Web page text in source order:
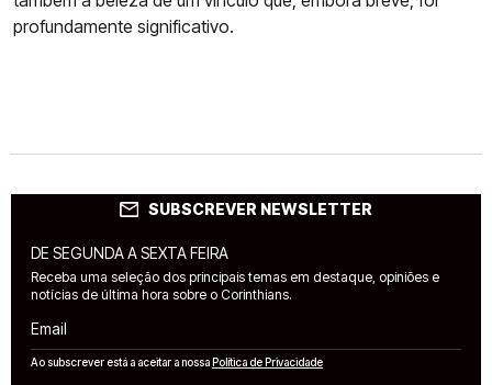
profundamente significativo.
SUBSCREVER NEWSLETTER
DE SEGUNDA A SEXTA FEIRA
Receba uma seleção dos principais temas em destaque, opiniões e
notícias de última hora sobre o Corinthians.
Email
Ao subscrever está a aceitar a nossa Política de Privacidade